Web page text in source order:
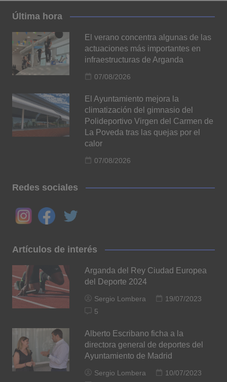
Última hora
El verano concentra algunas de las
actuaciones más importantes en
infraestructuras de Arganda
07/08/2026
El Ayuntamiento mejora la
climatización del gimnasio del
Polideportivo Virgen del Carmen de
La Poveda tras las quejas por el
calor
07/08/2026
Redes sociales
Artículos de interés
Arganda del Rey Ciudad Europea
del Deporte 2024
Sergio Lombera
19/07/2023
5
Alberto Escribano ficha a la
directora general de deportes del
Ayuntamiento de Madrid
Sergio Lombera
10/07/2023